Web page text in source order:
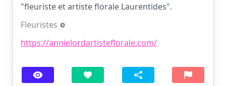
"fleuriste et artiste florale Laurentides".
Fleuristes
https://annielordartisteflorale.com/